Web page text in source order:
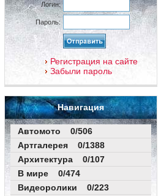
Логин:
Пароль:
Регистрация на сайте
Забыли пароль
Навигация
Автомото 0/506
Артгалерея 0/1388
Архитектура 0/107
В мире 0/474
Видеоролики 0/223